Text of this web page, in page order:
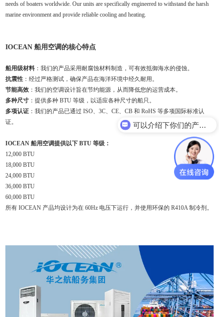
needs of boaters worldwide. Our units are specifically engineered to withstand the harsh
marine environment and provide reliable cooling and heating.
IOCEAN 船用空调的核心特点
船用级材料 ：我们的产品采用耐腐蚀材料制造，可有效抵御海水的侵蚀。
抗震性 ：经过严格测试，确保产品在海洋环境中经久耐用。
节能高效 ：我们的空调设计旨在节约能源，从而降低您的运营成本。
多种尺寸 ：提供多种 BTU 等级，以适应各种尺寸的船只。
多项认证 ：我们的产品已通过 ISO、3C、CE、CB 和 RoHS 等多项国际标准认
证。
IOCEAN 船用空调提供以下 BTU 等级：
12,000 BTU
18,000 BTU
24,000 BTU
36,000 BTU
60,000 BTU
所有 IOCEAN 产品均设计为在 60Hz 电压下运行，并使用环保的 R410A 制冷剂。
可以介绍下你们的产品么？